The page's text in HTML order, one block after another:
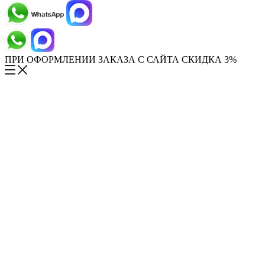
ПРИ ОФОРМЛЕНИИ ЗАКАЗА С САЙТА СКИДКА 3%